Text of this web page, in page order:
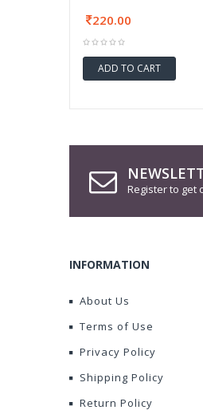
220.00
ADD TO CART
Register to get
INFORMATION
About Us
Terms of Use
Privacy Policy
Shipping Policy
Return Policy